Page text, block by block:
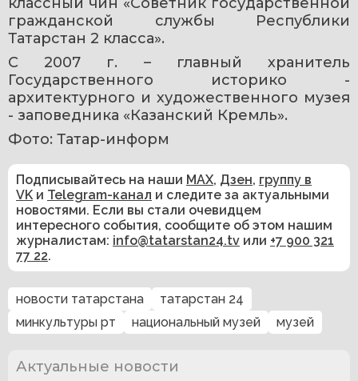
гражданской службы Республики
Татарстан 2 класса».
С 2007 г. – главный хранитель
Государственного историко -
архитектурного и художественного музея
- заповедника «Казанский Кремль».
Фото: Татар-информ
Подписывайтесь на наши MAX, Дзен, группу в
VK и Telegram-канал и следите за актуальными
новостями. Если вы стали очевидцем
интересного события, сообщите об этом нашим
журналистам: info@tatarstan24.tv или +7 900 321
77 22.
новости татарстана
татарстан 24
минкультуры рт
национальный музей музей
Актуальные новости